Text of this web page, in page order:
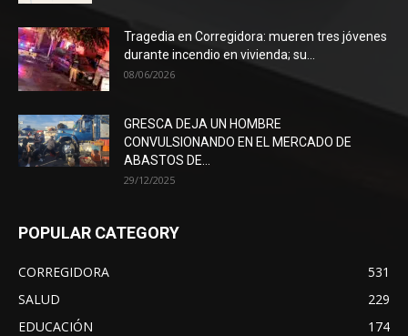
Tragedia en Corregidora: mueren tres jóvenes
durante incendio en vivienda; su...
08/06/2026
GRESCA DEJA UN HOMBRE
CONVULSIONANDO EN EL MERCADO DE
ABASTOS DE...
29/12/2025
POPULAR CATEGORY
CORREGIDORA
531
SALUD
229
EDUCACIÓN
174